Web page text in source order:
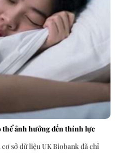
thể ảnh hưởng đến thính lực
sở dữ liệu UK Biobank đã chỉ